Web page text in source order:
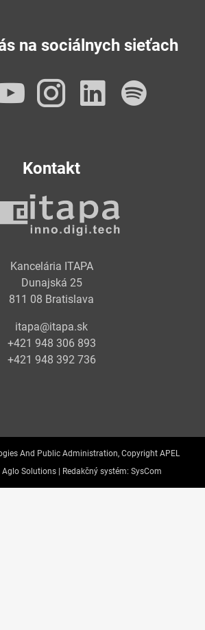
na sociálnych sieťach
YouTube
Instagram
Kontakt
Kancelária ITAPA
Dunajská 25
811 08 Bratislava
itapa@itapa.sk
+421 948 306 893
+421 948 392 736
And Public Administration, Copyright APEL
Aglo Solutions | Redakčný systém: SysCom